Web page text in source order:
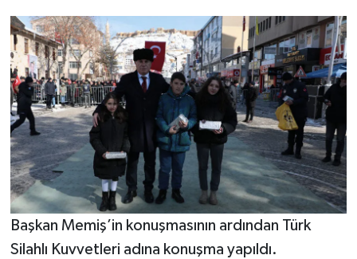
Başkan Memiş’in konuşmasının ardından Türk
Silahlı Kuvvetleri adına konuşma yapıldı.